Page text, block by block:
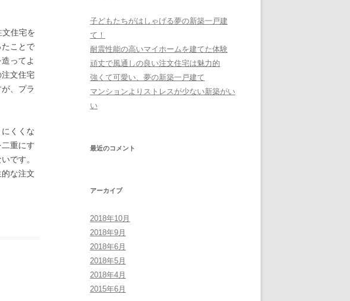
住宅を
ことで
ってよ
文住宅
、プラ
くくな
重にす
です。
な注文
子どもたちがはしゃげる夢の新築一戸建
て！
耐震性能の高いマイホームを建てた体験
頑丈で風通しの良い注文住宅は魅力的
強くて可愛い、夢の新築一戸建て
マンションよりストレスが少ない新築がい
い
最近のコメント
アーカイブ
2018年10月
2018年9月
2018年6月
2018年5月
2018年4月
2015年6月